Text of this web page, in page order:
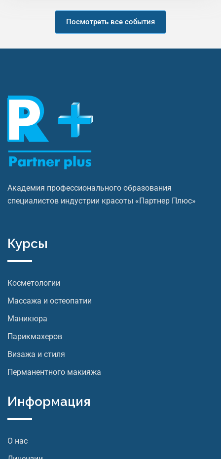
Посмотреть все события
Академия профессионального образования
специалистов индустрии красоты «Партнер Плюс»
Курсы
Косметологии
Массажа и остеопатии
Маникюра
Парикмахеров
Визажа и стиля
Перманентного макияжа
Информация
О нас